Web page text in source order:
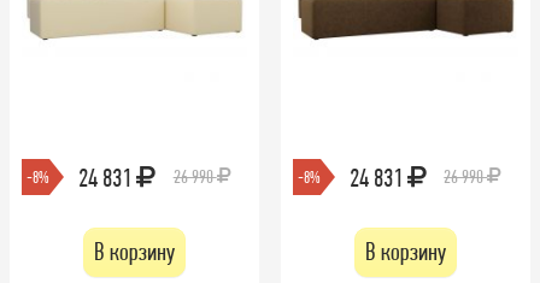
-8% 24 831 26 990
В корзину
-8% 24 831 26 990
В корзину